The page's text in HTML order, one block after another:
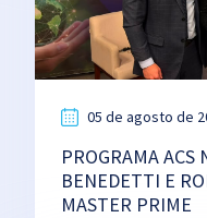
05 de agosto de
PROGRAMA ACS
BENEDETTI E
MASTER PRIME